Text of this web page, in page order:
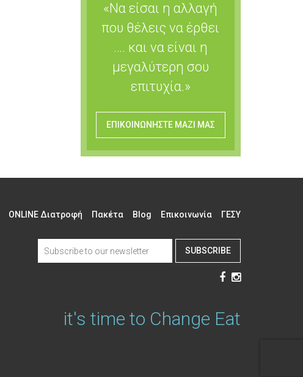
«Να είσαι η αλλαγή
που θέλεις να έρθει
…. και να είναι η
μεγαλύτερη σου
επιτυχία.»
ΕΠΙΚΟΙΝΩΝΗΣΤΕ ΜΑΖΙ ΜΑΣ
ONLINE Διατροφή Πακέτα Blog Επικοινωνία ΓΕΣΥ
SUBSCRIBE
it's time to Change Eat